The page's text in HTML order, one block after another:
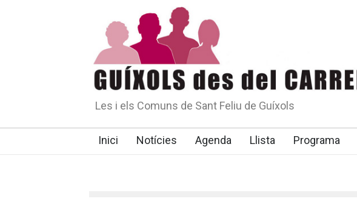
Les i els Comuns de Sant Feliu de Guíxols
Inici Notícies Agenda Llista Programa